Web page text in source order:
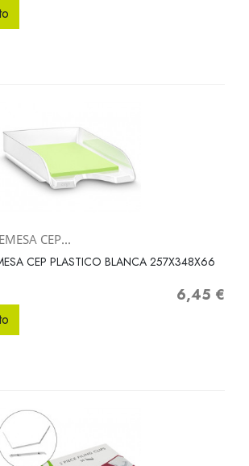
CEP...
CEP PLASTICO BLANCA 257X348X66
Precio
6,45 €